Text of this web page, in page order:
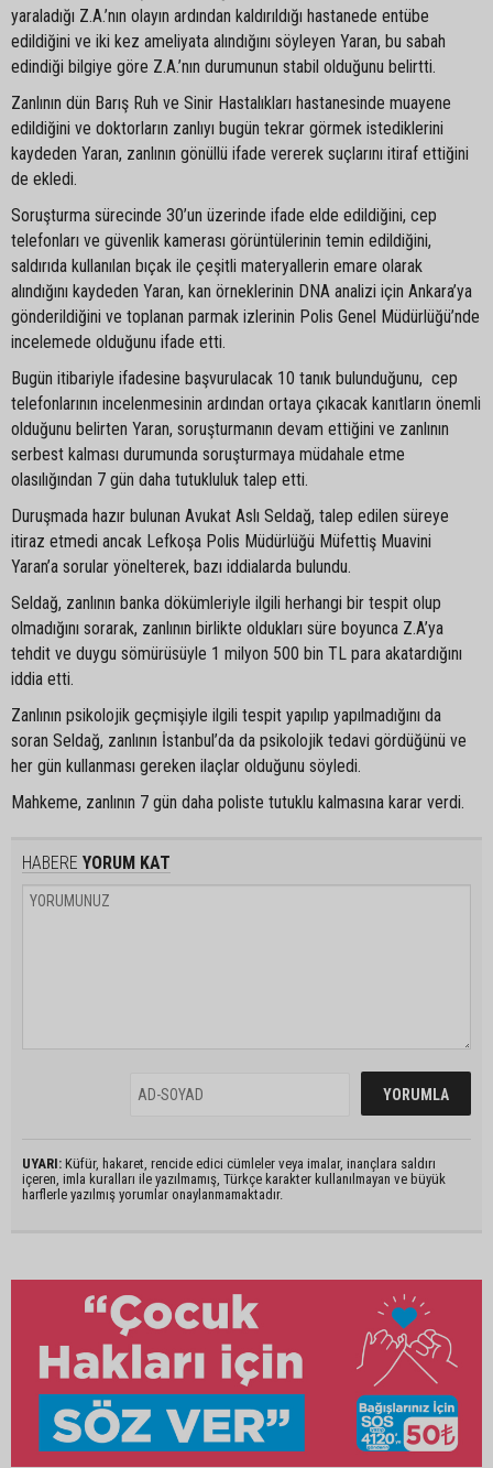
yaraladığı Z.A.’nın olayın ardından kaldırıldığı hastanede entübe
edildiğini ve iki kez ameliyata alındığını söyleyen Yaran, bu sabah
edindiği bilgiye göre Z.A.’nın durumunun stabil olduğunu belirtti.
Zanlının dün Barış Ruh ve Sinir Hastalıkları hastanesinde muayene
edildiğini ve doktorların zanlıyı bugün tekrar görmek istediklerini
kaydeden Yaran, zanlının gönüllü ifade vererek suçlarını itiraf ettiğini
de ekledi.
Soruşturma sürecinde 30’un üzerinde ifade elde edildiğini, cep
telefonları ve güvenlik kamerası görüntülerinin temin edildiğini,
saldırıda kullanılan bıçak ile çeşitli materyallerin emare olarak
alındığını kaydeden Yaran, kan örneklerinin DNA analizi için Ankara’ya
gönderildiğini ve toplanan parmak izlerinin Polis Genel Müdürlüğü’nde
incelemede olduğunu ifade etti.
Bugün itibariyle ifadesine başvurulacak 10 tanık bulunduğunu, cep
telefonlarının incelenmesinin ardından ortaya çıkacak kanıtların önemli
olduğunu belirten Yaran, soruşturmanın devam ettiğini ve zanlının
serbest kalması durumunda soruşturmaya müdahale etme
olasılığından 7 gün daha tutukluluk talep etti.
Duruşmada hazır bulunan Avukat Aslı Seldağ, talep edilen süreye
itiraz etmedi ancak Lefkoşa Polis Müdürlüğü Müfettiş Muavini
Yaran’a sorular yönelterek, bazı iddialarda bulundu.
Seldağ, zanlının banka dökümleriyle ilgili herhangi bir tespit olup
olmadığını sorarak, zanlının birlikte oldukları süre boyunca Z.A’ya
tehdit ve duygu sömürüsüyle 1 milyon 500 bin TL para akatardığını
iddia etti.
Zanlının psikolojik geçmişiyle ilgili tespit yapılıp yapılmadığını da
soran Seldağ, zanlının İstanbul’da da psikolojik tedavi gördüğünü ve
her gün kullanması gereken ilaçlar olduğunu söyledi.
Mahkeme, zanlının 7 gün daha poliste tutuklu kalmasına karar verdi.
HABERE YORUM KAT
UYARI: Küfür, hakaret, rencide edici cümleler veya imalar, inançlara saldırı
içeren, imla kuralları ile yazılmamış, Türkçe karakter kullanılmayan ve büyük
harflerle yazılmış yorumlar onaylanmamaktadır.